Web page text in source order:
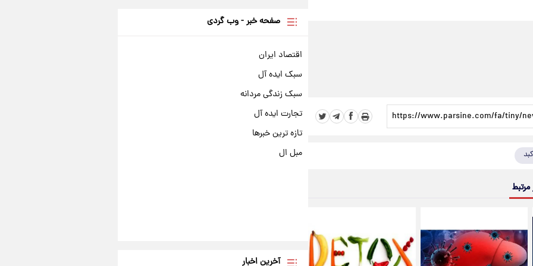
مرتبط
صفحه خبر - وب گردی
اقتصاد ایران
سبک ایده آل
سبک زندگی مردانه
تجارت ایده آل
تازه ترین خبرها
مبل ال
آخرین اخبار